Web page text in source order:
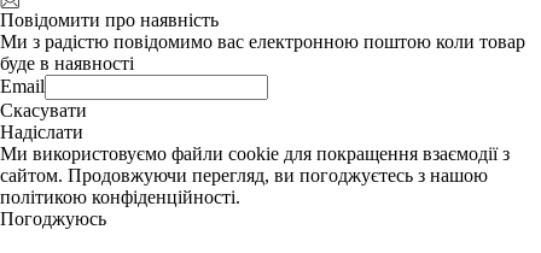
Повідомити про наявність
Ми з радістю повідомимо вас електронною поштою коли товар
буде в наявності
Email
Скасувати
Надіслати
Ми використовуємо файли cookie для покращення взаємодії з
сайтом. Продовжуючи перегляд, ви погоджуєтесь з нашою
політикою конфіденційності.
Погоджуюсь